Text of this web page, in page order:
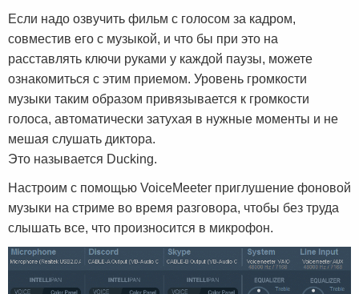
Если надо озвучить фильм с голосом за кадром,
совместив его с музыкой, и что бы при это на
расставлять ключи руками у каждой паузы, можете
ознакомиться с этим приемом. Уровень громкости
музыки таким образом привязывается к громкости
голоса, автоматически затухая в нужные моменты и не
мешая слушать диктора.
Это называется Ducking.
Настроим с помощью VoiceMeeter приглушение фоновой
музыки на стриме во время разговора, чтобы без труда
слышать все, что произносится в микрофон.